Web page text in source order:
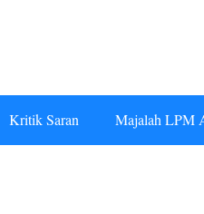
Kritik Saran Majalah LPM